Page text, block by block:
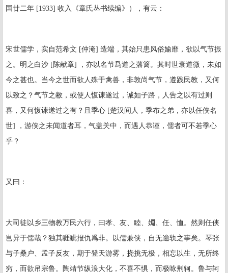
国廿二年 [1933] 收入《章氏丛书续编》），有云：
宋世儒学，实自范希文 [仲淹] 造端，其始只患风俗媮靡，欲以气节振
之。明之白沙 [陈献章] ，亦以名节爲道之藩篱。其时世衰道微，未如
今之甚也。当今之世而欲人殊于禽兽，非敦尚气节，遵践民教，又何
以致之？气节之敝，或使人愎谏遂过，诚如子路，人告之以有过则
喜，又何愎谏遂过之有？且季心 [楚汉间人，季布之弟，亦以任侠名
世] ，游侠之未闻道者耳，气盖关中，而遇人恭谨，儒者可不若季心
乎？
又曰：
大司徒以乡三物教万民六行，曰孝、友、睦、婣、任、恤。然则任侠
岂异于儒哉？独其睚眦报仇爲非。以儒兼侠，自无逾轨之事矣。琴张
与子桑户、孟子反友，期于登天游雾，挠挑无极，相忘以生，无所终
穷，而欲吊宗鲁。陶靖节纵浪大化，不喜不惧，而极咏荆轲。鲁与轲